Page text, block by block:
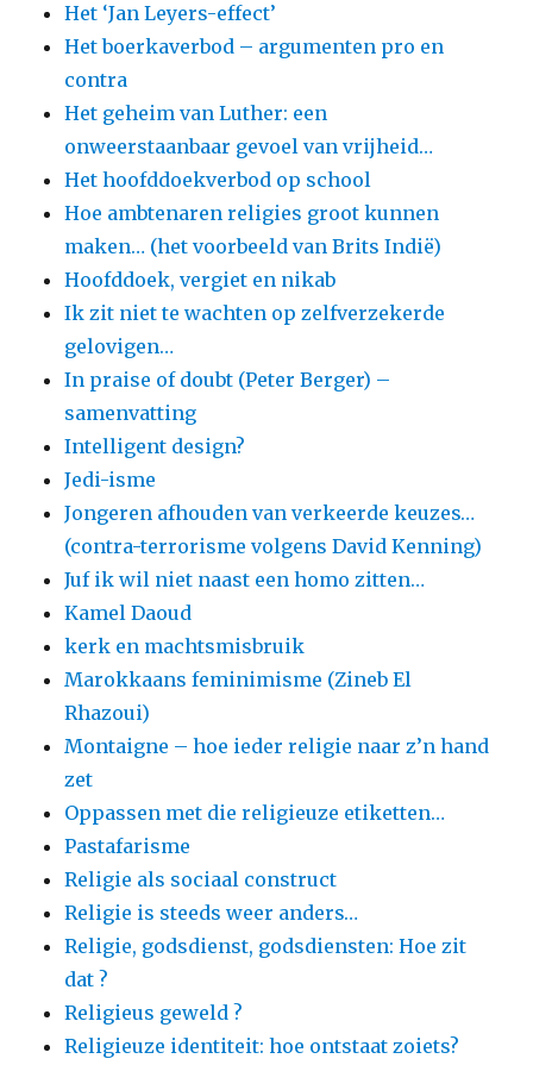
Het ‘Jan Leyers-effect’
Het boerkaverbod – argumenten pro en
contra
Het geheim van Luther: een
onweerstaanbaar gevoel van vrijheid…
Het hoofddoekverbod op school
Hoe ambtenaren religies groot kunnen
maken… (het voorbeeld van Brits Indië)
Hoofddoek, vergiet en nikab
Ik zit niet te wachten op zelfverzekerde
gelovigen…
In praise of doubt (Peter Berger) –
samenvatting
Intelligent design?
Jedi-isme
Jongeren afhouden van verkeerde keuzes…
(contra-terrorisme volgens David Kenning)
Juf ik wil niet naast een homo zitten…
Kamel Daoud
kerk en machtsmisbruik
Marokkaans feminimisme (Zineb El
Rhazoui)
Montaigne – hoe ieder religie naar z’n hand
zet
Oppassen met die religieuze etiketten…
Pastafarisme
Religie als sociaal construct
Religie is steeds weer anders…
Religie, godsdienst, godsdiensten: Hoe zit
dat ?
Religieus geweld ?
Religieuze identiteit: hoe ontstaat zoiets?